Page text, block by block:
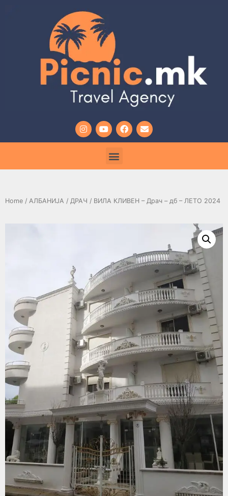
Home / АЛБАНИЈА / ДРАЧ / ВИЛА КЛИВЕН – Драч – дб – ЛЕТО 2024